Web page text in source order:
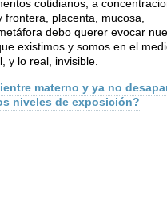
cotidianos, a
frontera, placenta, mucosa,
debo querer evocar
existimos y somos en el
y lo real, invisible.
materno y ya no
niveles de exposición?